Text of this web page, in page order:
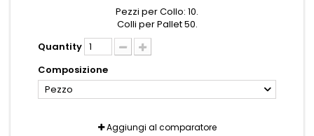
Pezzi per Collo: 10.
Colli per Pallet 50.
Quantity
Composizione
Pezzo
Aggiungi al comparatore